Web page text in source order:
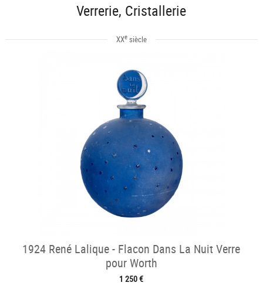
Verrerie, Cristallerie
XXesiècle
1924 René Lalique - Flacon Dans La Nuit Verre
pour Worth
1 250 €